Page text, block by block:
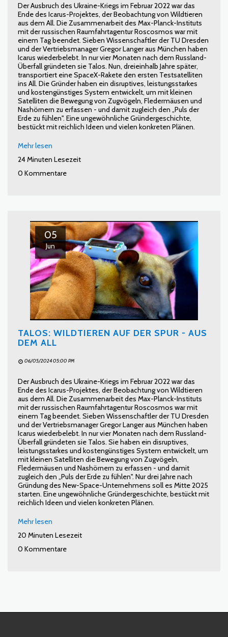
Der Ausbruch des Ukraine-Kriegs im Februar 2022 war das
Ende des Icarus-Projektes, der Beobachtung von Wildtieren
aus dem All. Die Zusammenarbeit des Max-Planck-Instituts
mit der russischen Raumfahrtagentur Roscosmos war mit
einem Tag beendet. Sieben Wissenschaftler der TU Dresden
und der Vertriebsmanager Gregor Langer aus München haben
Icarus wiederbelebt. In nur vier Monaten nach dem Russland-
Überfall gründeten sie Talos. Nun, dreieinhalb Jahre später,
transportiert eine SpaceX-Rakete den ersten Testsatelliten
ins All. Die Gründer haben ein disruptives, leistungsstarkes
und kostengünstiges System entwickelt, um mit kleinen
Satelliten die Bewegung von Zugvögeln, Fledermäusen und
Nashörnern zu erfassen - und damit zugleich den „Puls der
Erde zu fühlen". Eine ungewöhnliche Gründergeschichte,
bestückt mit reichlich Ideen und vielen konkreten Plänen.
Mehr lesen
24 Minuten Lesezeit
0 Kommentare
05
Jun
TALOS: WILDTIEREN AUF DER SPUR - AUS
DEM ALL
06/05/2024 05:00 PM
Der Ausbruch des Ukraine-Kriegs im Februar 2022 war das
Ende des Icarus-Projektes, der Beobachtung von Wildtieren
aus dem All. Die Zusammenarbeit des Max-Planck-Instituts
mit der russischen Raumfahrtagentur Roscosmos war mit
einem Tag beendet. Sieben Wissenschaftler der TU Dresden
und der Vertriebsmanager Gregor Langer aus München haben
Icarus wiederbelebt. In nur vier Monaten nach dem Russland-
Überfall gründeten sie Talos. Sie haben ein disruptives,
leistungsstarkes und kostengünstiges System entwickelt, um
mit kleinen Satelliten die Bewegung von Zugvögeln,
Fledermäusen und Nashörnern zu erfassen - und damit
zugleich den „Puls der Erde zu fühlen". Nur drei Jahre nach
Gründung des New-Space-Unternehmens soll es Mitte 2025
starten. Eine ungewöhnliche Gründergeschichte, bestückt mit
reichlich Ideen und vielen konkreten Plänen.
Mehr lesen
20 Minuten Lesezeit
0 Kommentare